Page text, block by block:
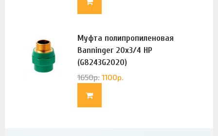
Муфта полипропиленовая
Banninger 20х3/4 НР
(G8243G2020)
1650р. 1100р.